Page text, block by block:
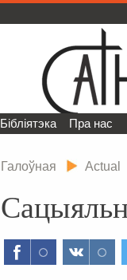
Бібліятэка Пра нас
Галоўная Actual